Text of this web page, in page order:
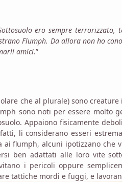
ero sempre
Flumph. Da allora non ho
amici.”
che al plurale) sono
sono noti per essere molto
Appaiono fisicamente
li considerano esseri
flumph, alcuni ipotizzano che
ben adattati alle loro vite
i pericoli oppure
tattiche mordi e fuggi, e